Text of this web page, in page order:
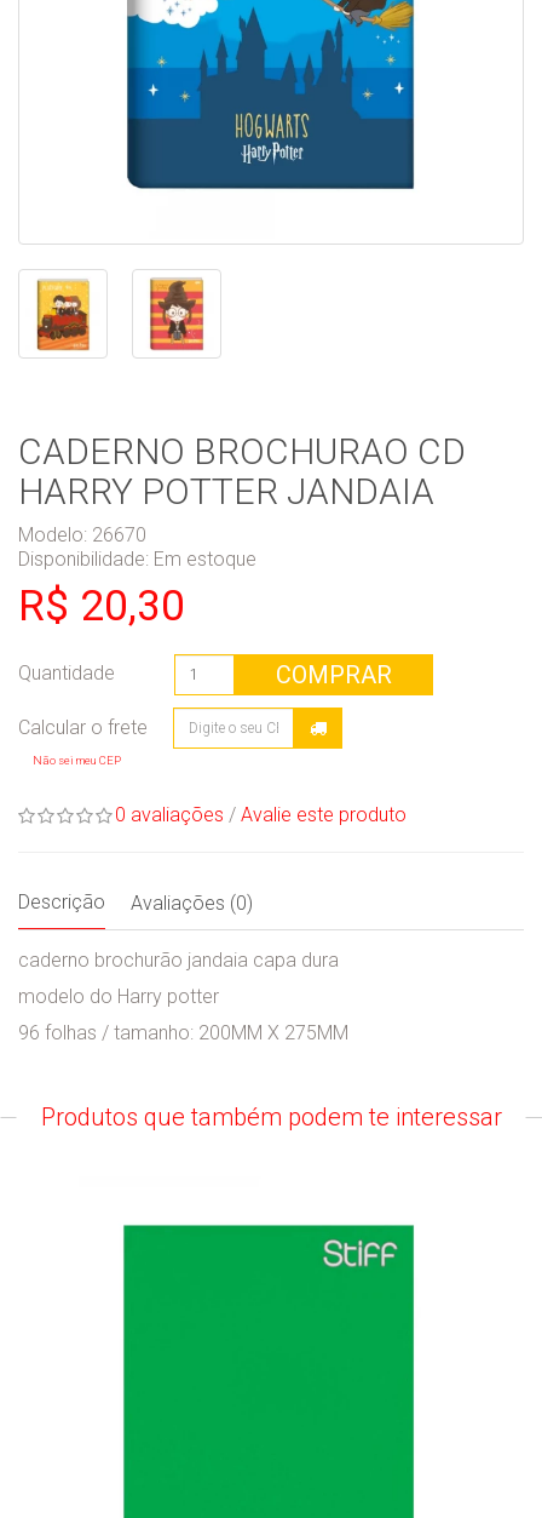
CADERNO BROCHURAO CD
HARRY POTTER JANDAIA
Modelo: 26670
Disponibilidade: Em estoque
R$ 20,30
Quantidade COMPRAR
Não sei meu CEP
0 avaliações / Avalie este produto
Descrição Avaliações (0)
caderno brochurão jandaia capa dura
modelo do Harry potter
96 folhas / tamanho: 200MM X 275MM
Produtos que também podem te interessar